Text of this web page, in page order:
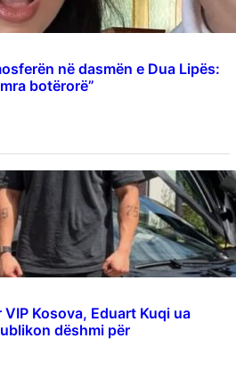
në dasmën e Dua Lipës:
botërorë”
Kosova, Eduart Kuqi ua
dëshmi për